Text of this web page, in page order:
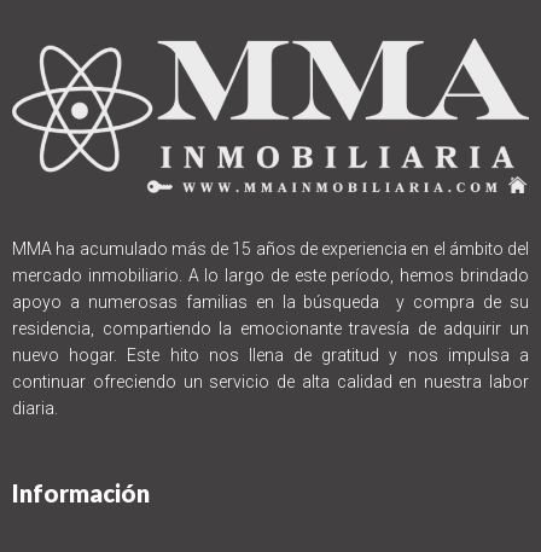
MMA ha acumulado más de 15 años de experiencia en el ámbito del
mercado inmobiliario. A lo largo de este período, hemos brindado
apoyo a numerosas familias en la búsqueda y compra de su
residencia, compartiendo la emocionante travesía de adquirir un
nuevo hogar. Este hito nos llena de gratitud y nos impulsa a
continuar ofreciendo un servicio de alta calidad en nuestra labor
diaria.
Información